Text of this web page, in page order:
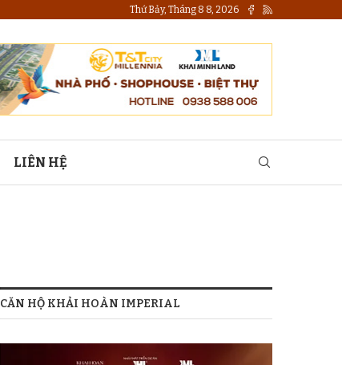
Thứ Bảy, Tháng 8 8, 2026
LIÊN HỆ
CĂN HỘ KHẢI HOÀN IMPERIAL